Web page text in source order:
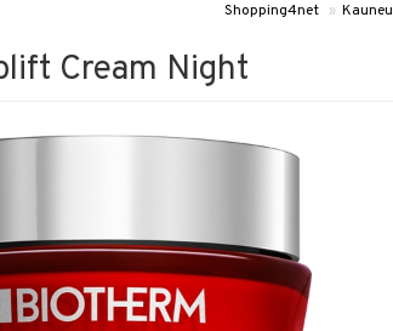
Shopping4net »
Cream Night